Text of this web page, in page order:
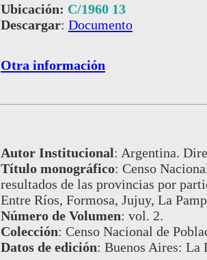
Ubicación: C/1960 13
Descargar: Documento
Otra información
Autor Institucional: Argentina.
Título monográfico: Censo
resultados de las provincias por
Entre Ríos, Formosa, Jujuy, La
Número de Volumen: vol. 2.
Colección: Censo Nacional de
Datos de edición: Buenos Aires: La